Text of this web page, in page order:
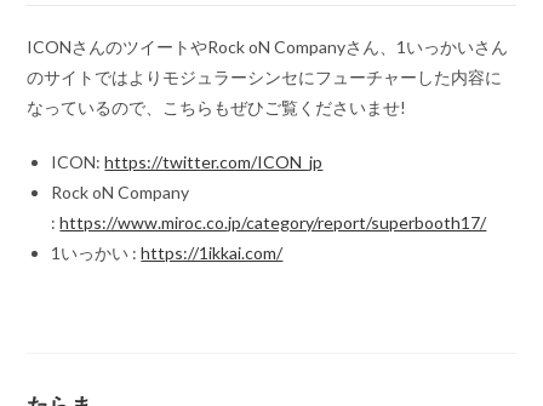
ICONさんのツイートやRock oN Companyさん、1いっかいさん
のサイトではよりモジュラーシンセにフューチャーした内容に
なっているので、こちらもぜひご覧くださいませ!
ICON:https://twitter.com/ICON_jp
Rock oN Company
:https://www.miroc.co.jp/category/report/superbooth17/
1いっかい :https://1ikkai.com/